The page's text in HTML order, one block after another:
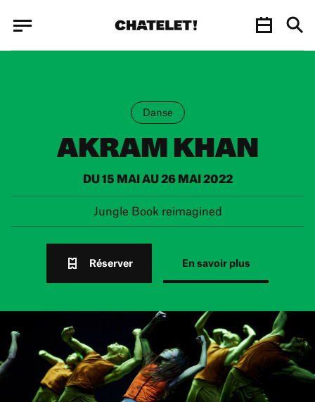
Danse
AKRAM KHAN
DU 15 MAI AU 26 MAI 2022
Jungle Book reimagined
Réserver En savoir plus